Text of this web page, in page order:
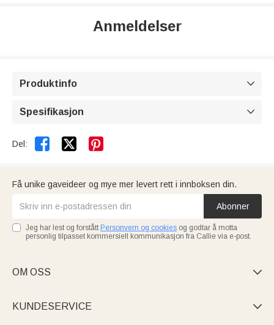
Anmeldelser
Produktinfo 
Spesifikasjon 
Del:  
Få unike gaveideer og mye mer levert rett i innboksen din.
Abonner
Jeg har lest og forstått Personvern og cookies og godtar å motta
personlig tilpasset kommersiell kommunikasjon fra Callie via e-post.
OM OSS 
KUNDESERVICE 